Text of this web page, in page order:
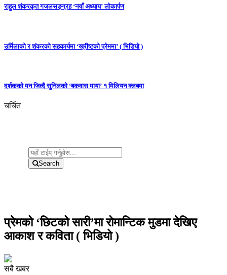
राहुल शंकरकृत गजलसङ्ग्रह ‘नयाँ अध्याय’ लोकार्पण
उर्मिलाको र शंकरको सहकार्यमा ‘ख्रीष्टको प्रेममा’ ( भिडियो )
दर्शकको मन जित्दै सुनिलको ‘बकवास माया’ १ मिलियन क्लबमा
चर्चित
Search
प्रेमको ‘छिटको सारी’मा रोमान्टिक मुडमा देखिए
आकाश र कविता ( भिडियो )
सबै खबर